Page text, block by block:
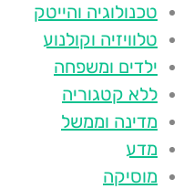
טכנולוגיה והייטק
טלוויזיה וקולנוע
ילדים ומשפחה
ללא קטגוריה
מדינה וממשל
מדע
מוסיקה